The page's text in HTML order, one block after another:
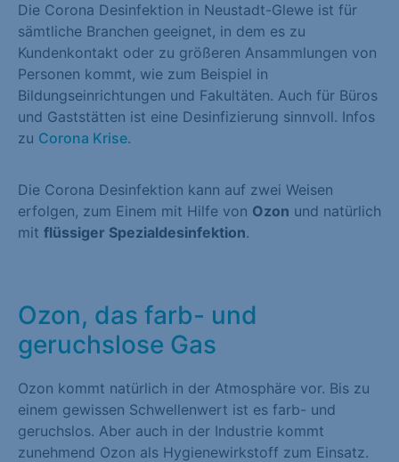
Die Corona Desinfektion in Neustadt-Glewe ist für
sämtliche Branchen geeignet, in dem es zu
Kundenkontakt oder zu größeren Ansammlungen von
Personen kommt, wie zum Beispiel in
Bildungseinrichtungen und Fakultäten. Auch für Büros
und Gaststätten ist eine Desinfizierung sinnvoll. Infos
zu Corona Krise.
Die Corona Desinfektion kann auf zwei Weisen
erfolgen, zum Einem mit Hilfe von Ozon und natürlich
mit flüssiger Spezialdesinfektion.
Ozon, das farb- und
geruchslose Gas
Ozon kommt natürlich in der Atmosphäre vor. Bis zu
einem gewissen Schwellenwert ist es farb- und
geruchslos. Aber auch in der Industrie kommt
zunehmend Ozon als Hygienewirkstoff zum Einsatz.